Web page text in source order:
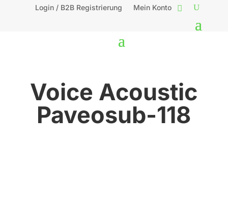
Login / B2B Registrierung Mein Konto
Voice Acoustic
Paveosub-118